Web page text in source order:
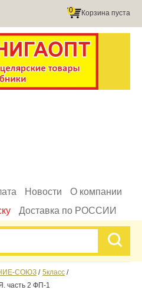
Корзина пуста
0
Новости
О компании
Доставка по РОССИИ
СОЮЗ
5класс
часть 2 ФП-1